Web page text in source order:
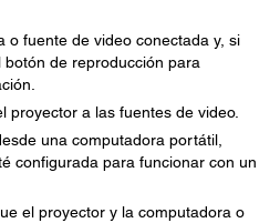
o fuente de video conectada y, si
botón de reproducción para
proyector a las fuentes de video.
una computadora portátil,
configurada para funcionar con un
el proyector y la computadora o